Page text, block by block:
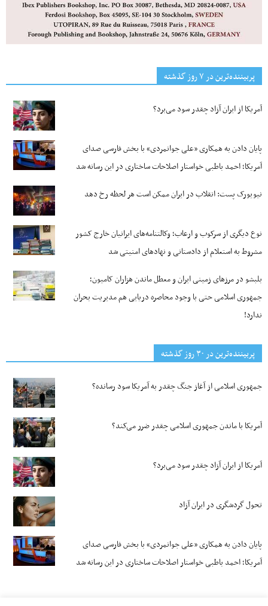
پربیننده‌ترین‌ در ۷ روز گذشته
آمریکا از ایران آزاد چقدر سود می‌برد؟
پایان دادن به همکاری «علی جوانمردی» با بخش فارسی صدای
آمریکا؛ احمد باطبی خواستار اصلاحات ساختاری در این رسانه شد
نیویورک پست: انقلاب در ایران ممکن است هر لحظه رخ دهد
نوع دیگری از سرکوب و ارعاب؛ وکالتنامه‌های ایرانیان خارج کشور
مشروط به استعلام از دادستانی و نهادهای امنیتی شد
بلبشو در مرزهای زمینی ایران و معطل ماندن هزاران کامیون؛
جمهوری اسلامی حتی با وجود محاصره دریایی هم مدیریت بحران
ندارد!
پربیننده‌ترین‌ در ۳۰ روز گذشته
جمهوری اسلامی از آغاز جنگ چقدر به آمریکا سود رسانده؟
آمریکا با ماندن جمهوری اسلامی چقدر ضرر می‌کند؟
آمریکا از ایران آزاد چقدر سود می‌برد؟
تحول گردشگری در ایران آزاد
پایان دادن به همکاری «علی جوانمردی» با بخش فارسی صدای
آمریکا؛ احمد باطبی خواستار اصلاحات ساختاری در این رسانه شد